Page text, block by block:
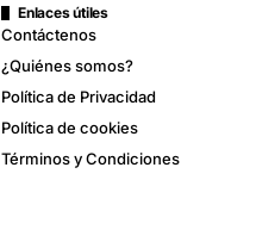
Enlaces útiles
Contáctenos
¿Quiénes somos?
Política de Privacidad
Política de cookies
Términos y Condiciones